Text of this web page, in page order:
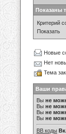
Показаны
Критерий
Показать
Новые
Нет
Тема
Ваши
Вы не
Вы не
Вы не
Вы не
BB коды